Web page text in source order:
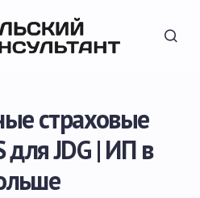
страховые
для JDG | ИП в